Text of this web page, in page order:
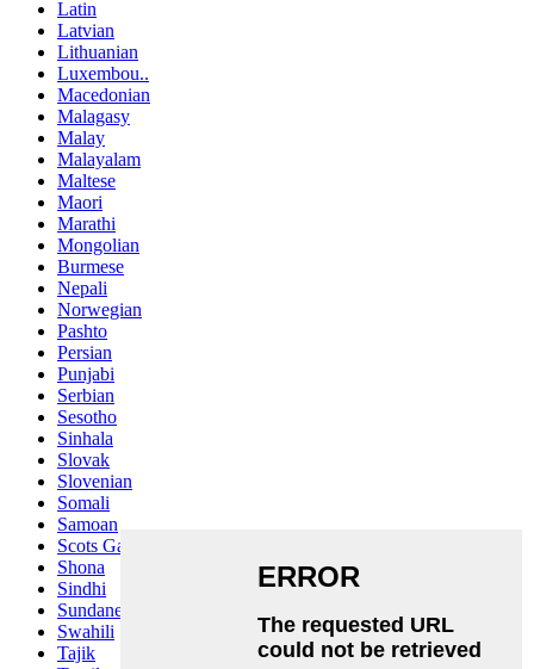
Latin
Latvian
Lithuanian
Luxembou..
Macedonian
Malagasy
Malay
Malayalam
Maltese
Maori
Marathi
Mongolian
Burmese
Nepali
Norwegian
Pashto
Persian
Punjabi
Serbian
Sesotho
Sinhala
Slovak
Slovenian
Somali
Samoan
Scots Gaelic
Shona
Sindhi
Sundanese
Swahili
Tajik